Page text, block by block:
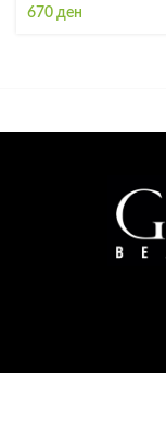
670 ден